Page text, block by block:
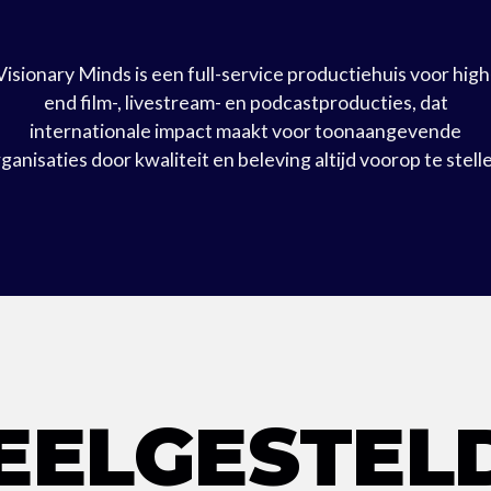
Minds is een full-service productiehuis voor
end film-, livestream- en podcastproducties, dat
internationale impact maakt voor toonaangevende
door kwaliteit en beleving altijd voorop te